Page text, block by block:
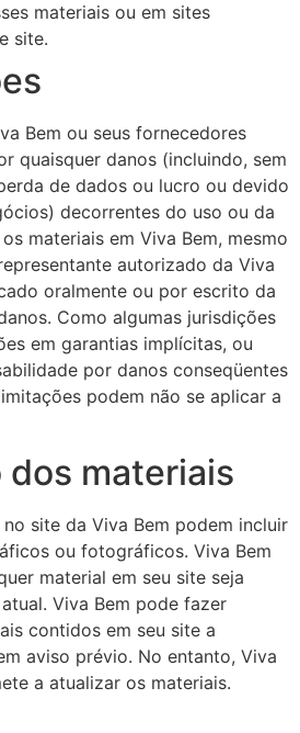
materiais ou em sites
site.
Bem ou seus fornecedores
quaisquer danos (incluindo, sem
de dados ou lucro ou devido
decorrentes do uso ou da
materiais em Viva Bem, mesmo
autorizado da Viva
oralmente ou por escrito da
Como algumas jurisdições
em garantias implícitas, ou
por danos conseqüentes
podem não se aplicar a
dos materiais
site da Viva Bem podem incluir
ou fotográficos. Viva Bem
material em seu site seja
Viva Bem pode fazer
contidos em seu site a
aviso prévio. No entanto, Viva
a atualizar os materiais.